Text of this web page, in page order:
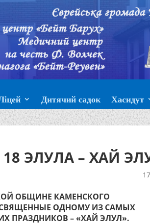
Дитячий садок Хасидут
18 ЭЛУЛА – ХАЙ
ОБЩИНЕ КАМЕНСКОГО
ОДНОМУ ИЗ САМЫХ
ПРАЗДНИКОВ – «ХАЙ ЭЛУЛ».